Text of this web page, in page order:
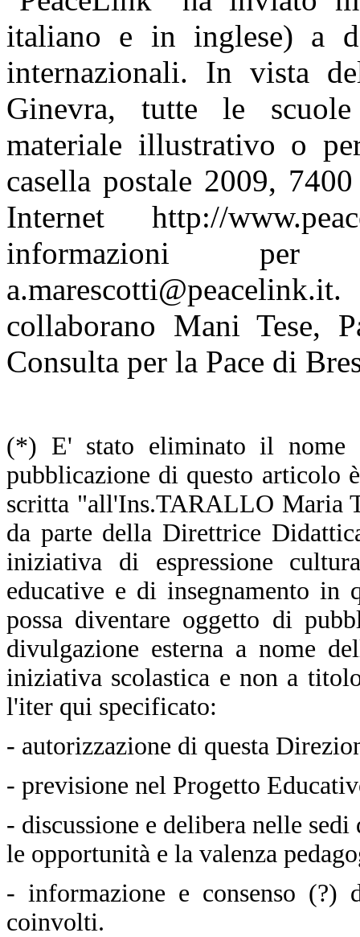
italiano e in inglese) a
internazionali. In vista
Ginevra, tutte le scuole
materiale illustrativo o
casella postale 2009,
Internet http://
informazioni
collaborano Mani Tese,
Consulta per la Pace di
(*) E' stato eliminato il nome
pubblicazione di questo articolo
scritta "all'Ins.TARALLO Maria
da parte della Direttrice
iniziativa di espressione
educative e di insegnamento in
possa diventare oggetto di
divulgazione esterna a nome
iniziativa scolastica e non a
l'iter qui specificato:
- autorizzazione di questa
- previsione nel Progetto
- discussione e delibera nelle
le opportunità e la valenza
- informazione e consenso (?)
coinvolti.